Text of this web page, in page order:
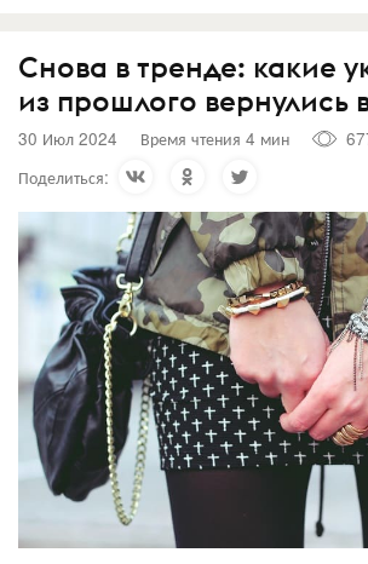
Снова в тренде: какие
из прошлого вернулись
30 Июл 2024 Время чтения 4 мин
Поделиться: